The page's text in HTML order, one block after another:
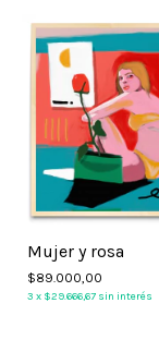
Mujer y rosa
$89.000,00
3 x $29.666,67 sin interés